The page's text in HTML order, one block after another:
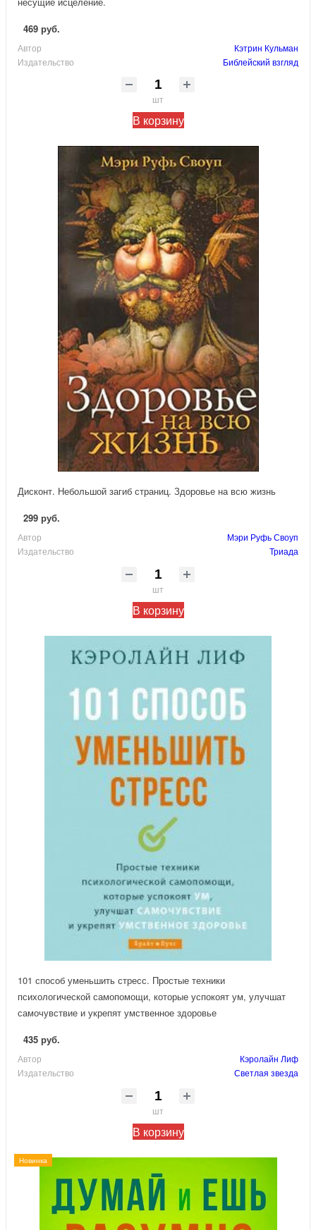
469 руб.
Автор
Кэтрин Кульман
Издательство
Библейский взгляд
шт
В корзину
Дисконт. Небольшой загиб страниц. Здоровье на всю жизнь
299 руб.
Автор
Мэри Руфь Своуп
Издательство
Триада
шт
В корзину
101 способ уменьшить стресс. Простые техники
психологической самопомощи, которые успокоят ум, улучшат
самочувствие и укрепят умственное здоровье
435 руб.
Автор
Кэролайн Лиф
Издательство
Светлая звезда
шт
В корзину
Новинка